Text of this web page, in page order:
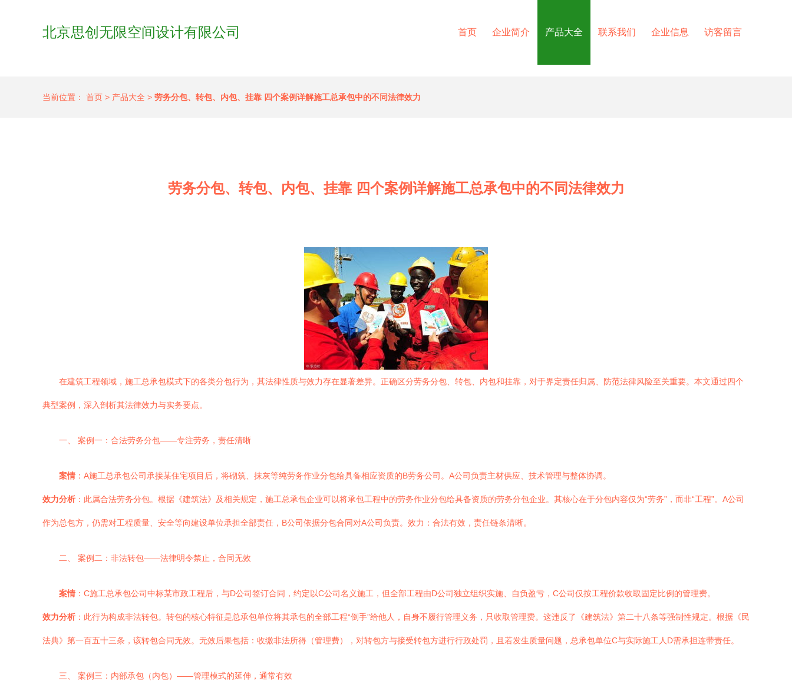
北京思创无限空间设计有限公司 首页 企业简介 产品大全 联系我们 企业信息 访客留言
当前位置： 首页 > 产品大全 > 劳务分包、转包、内包、挂靠 四个案例详解施工总承包中的不同法律效力
劳务分包、转包、内包、挂靠 四个案例详解施工总承包中的不同法律效力
在建筑工程领域，施工总承包模式下的各类分包行为，其法律性质与效力存在显著差异。正确区分劳务分包、转包、内包和挂靠，对于界定责任归属、防范法律风险至关重要。本文通过四个
典型案例，深入剖析其法律效力与实务要点。
一、 案例一：合法劳务分包——专注劳务，责任清晰
案情 ：A施工总承包公司承接某住宅项目后，将砌筑、抹灰等纯劳务作业分包给具备相应资质的B劳务公司。A公司负责主材供应、技术管理与整体协调。
效力分析 ：此属合法劳务分包。根据《建筑法》及相关规定，施工总承包企业可以将承包工程中的劳务作业分包给具备资质的劳务分包企业。其核心在于分包内容仅为“劳务”，而非“工程”。A公司
作为总包方，仍需对工程质量、安全等向建设单位承担全部责任，B公司依据分包合同对A公司负责。效力：合法有效，责任链条清晰。
二、 案例二：非法转包——法律明令禁止，合同无效
案情 ：C施工总承包公司中标某市政工程后，与D公司签订合同，约定以C公司名义施工，但全部工程由D公司独立组织实施、自负盈亏，C公司仅按工程价款收取固定比例的管理费。
效力分析 ：此行为构成非法转包。转包的核心特征是总承包单位将其承包的全部工程“倒手”给他人，自身不履行管理义务，只收取管理费。这违反了《建筑法》第二十八条等强制性规定。根据《民
法典》第一百五十三条，该转包合同无效。无效后果包括：收缴非法所得（管理费），对转包方与接受转包方进行行政处罚，且若发生质量问题，总承包单位C与实际施工人D需承担连带责任。
三、 案例三：内部承包（内包）——管理模式的延伸，通常有效